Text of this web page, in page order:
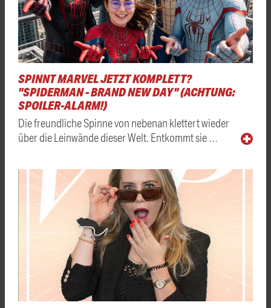
SPINNT MARVEL JETZT KOMPLETT?
"SPIDERMAN - BRAND NEW DAY" (ACHTUNG:
SPOILER-ALARM!)
Die freundliche Spinne von nebenan klettert wieder
über die Leinwände dieser Welt. Entkommt sie …